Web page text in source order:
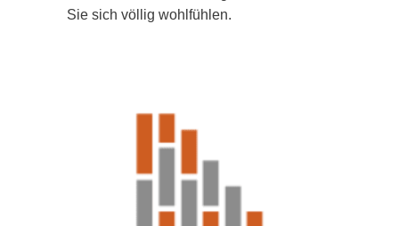
Sie sich völlig wohlfühlen.